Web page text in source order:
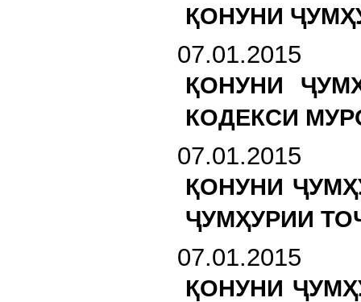
ҚОНУНИ
07.01.2015
ҚОНУНИ
КОДЕКСИ
07.01.2015
ҚОНУНИ
ҶУМҲУРИИ
07.01.2015
ҚОНУНИ